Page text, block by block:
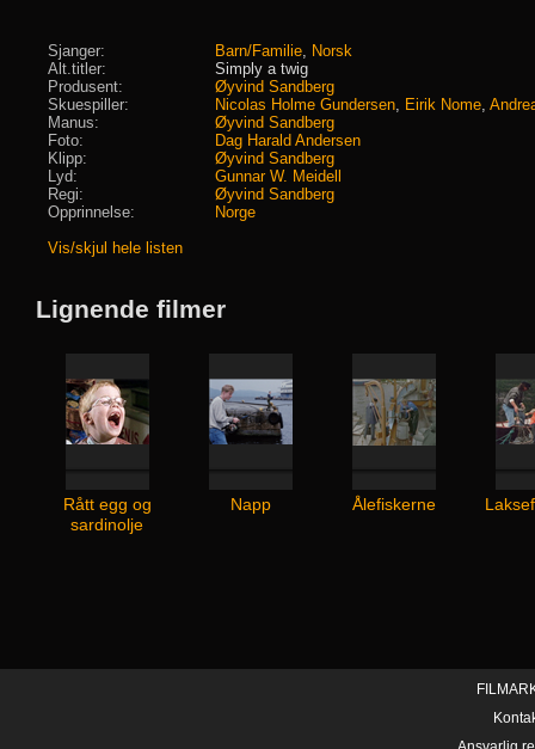
Sjanger: Barn/Familie, Norsk
Alt.titler:
Simply a twig
Produsent:
Øyvind Sandberg
Skuespiller:
Nicolas Holme Gundersen, Eirik Nome,
Manus:
Øyvind Sandberg
Foto:
Dag Harald Andersen
Klipp:
Øyvind Sandberg
Lyd:
Gunnar W. Meidell
Regi:
Øyvind Sandberg
Opprinnelse:
Norge
Vis/skjul hele listen
Lignende filmer
Rått egg og
sardinolje
Napp Ålefiskerne